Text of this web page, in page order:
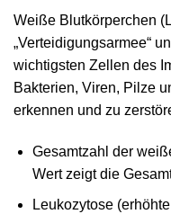
Weiße Blutkörperchen
„Verteidigungsarmee“
wichtigsten Zellen des
Bakterien, Viren, Pilze
erkennen und zu
Gesamtzahl der
Wert zeigt die
Leukozytose